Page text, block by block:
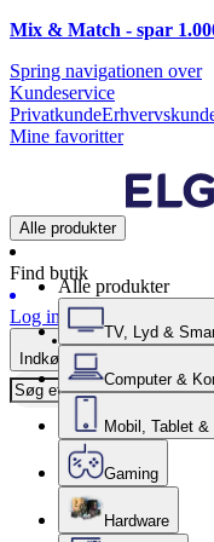
Mix & Match - spar
Spring navigationen over
Kundeservice
Privatkunde
Mine favoritter
Alle produkter
Find butik
Log ind
Indkøbskurv
Alle produkter
TV, Lyd &
Computer &
Mobil, Tablet
Gaming
Hardware